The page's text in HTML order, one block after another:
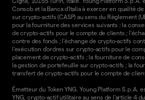
Consob et la Banca d'Italia à exercer en qualité
sur crypto-actifs (CASP) au sens du Règlement
pour la fourniture des services suivants : la
de crypto-actifs pour le compte de clients ;
contre des fonds ; l'échange de crypto-actifs
l'exécution d'ordres sur crypto-actifs pour le
placement de crypto-actifs ; la fourniture de
la gestion de portefeuille sur crypto-actifs ; la
transfert de crypto-actifs pour le compte de
Émetteur du Token YNG. Young Platform S.p.A.
YNG, crypto-actif utilitaire au sens de l'article 4